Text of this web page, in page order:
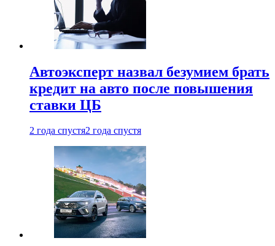
Автоэксперт назвал безумием брать
кредит на авто после повышения
ставки ЦБ
2 года спустя2 года спустя